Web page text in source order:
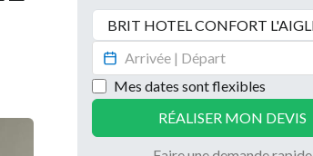
Hôtel
Mes dates sont flexibles
RÉALISER MON DEVIS